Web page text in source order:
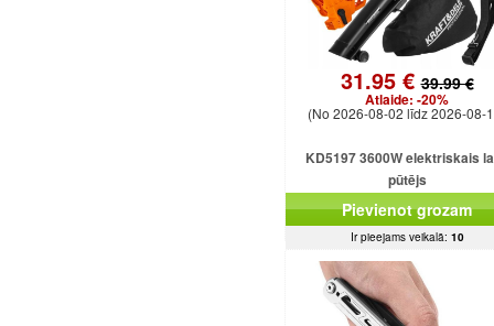
31.95 €39.99 €
Atlaide: -20%
(No 2026-08-02 līdz 2026-08-
KD5197 3600W elektriskais
pūtējs
Pievienot grozam
Ir pieejams veikalā: 10